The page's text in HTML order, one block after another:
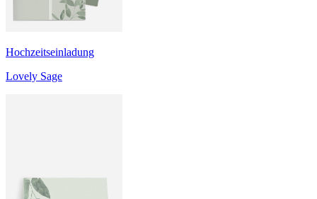
Hochzeitseinladung
Lovely Sage